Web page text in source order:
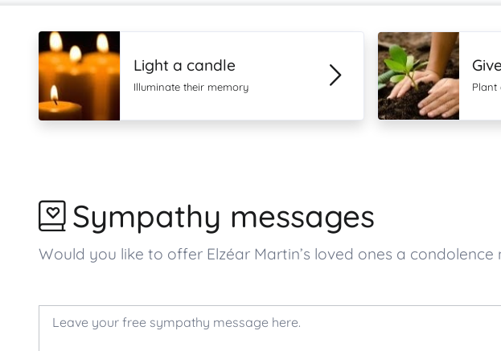
Light a candle
Illuminate their memory Plant
Sympathy messages
Would you like to offer Elzéar Martin’s loved ones a